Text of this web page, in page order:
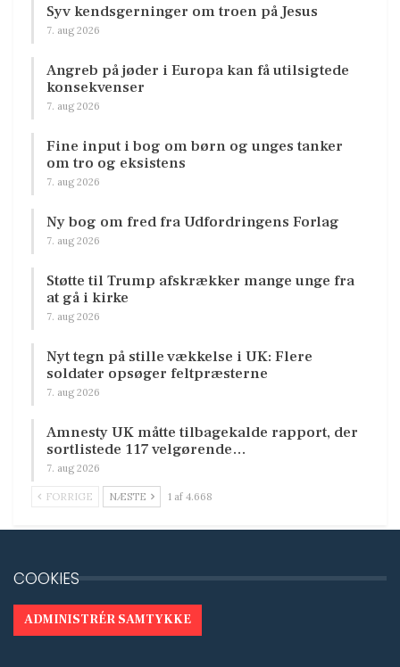
Syv kendsgerninger om troen på Jesus
7. aug 2026
Angreb på jøder i Europa kan få utilsigtede
konsekvenser
7. aug 2026
Fine input i bog om børn og unges tanker
om tro og eksistens
7. aug 2026
Ny bog om fred fra Udfordringens Forlag
7. aug 2026
Støtte til Trump afskrækker mange unge fra
at gå i kirke
7. aug 2026
Nyt tegn på stille vækkelse i UK: Flere
soldater opsøger feltpræsterne
7. aug 2026
Amnesty UK måtte tilbagekalde rapport, der
sortlistede 117 velgørende…
7. aug 2026
FORRIGE NÆSTE 1 af 4.668
COOKIES
ADMINISTRÉR SAMTYKKE